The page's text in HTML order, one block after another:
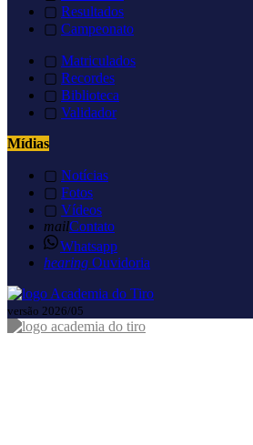
▢ Resultados
▢ Campeonato
▢ Matriculados
▢ Recordes
▢ Biblioteca
▢ Validador
Mídias
▢ Notícias
▢ Fotos
▢ Vídeos
mailContato
Whatsapp
hearing Ouvidoria
versão 2026/05